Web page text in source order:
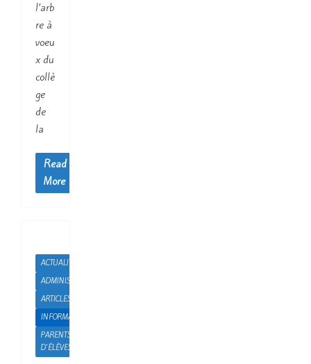
l’arb
re à
voeu
x du
collè
ge
de
la
Read
More
ACTUALITÉS
ADMINISTRATION
ARTICLES
INFORMATIONS
PARENTS
D'ÉLÈVES